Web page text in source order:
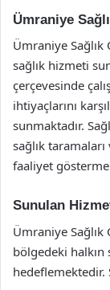
Ümraniye
Ümraniye Sağlık
sağlık hizmeti
çerçevesinde
ihtiyaçlarını
sunmaktadır.
sağlık
faaliyet
Sunulan
Ümraniye Sağlık
bölgedeki
hedeflemektedir.